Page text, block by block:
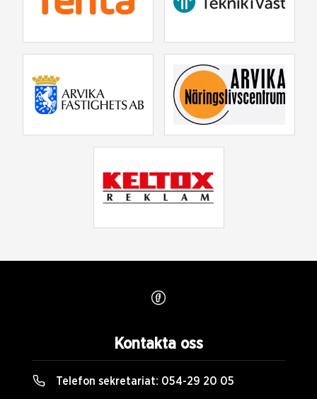
Kontakta oss
Telefon sekretariat: 054-29 20 05